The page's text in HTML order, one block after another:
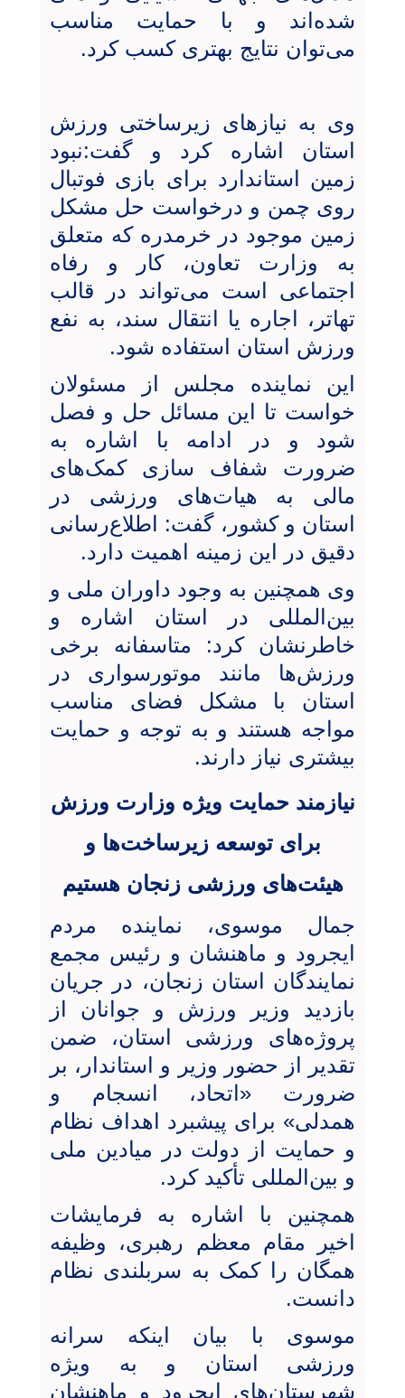
شده‌اند و با حمایت مناسب
می‌توان نتایج بهتری کسب کرد.
وی به نیازهای زیرساختی ورزش
استان اشاره کرد و گفت:نبود
زمین استاندارد برای بازی فوتبال
روی چمن و درخواست حل مشکل
زمین موجود در خرمدره که متعلق
به وزارت تعاون، کار و رفاه
اجتماعی است می‌تواند در قالب
تهاتر، اجاره یا انتقال سند، به نفع
ورزش استان استفاده شود.
این نماینده مجلس از مسئولان
خواست تا این مسائل حل و فصل
شود و در ادامه با اشاره به
ضرورت شفاف ‌سازی کمک‌های
مالی به هیات‌های ورزشی در
استان و کشور، گفت: اطلاع‌رسانی
دقیق در این زمینه اهمیت دارد.
وی همچنین به وجود داوران ملی و
بین‌المللی در استان اشاره و
خاطرنشان کرد: متاسفانه برخی
ورزش‌ها مانند موتورسواری در
استان با مشکل فضای مناسب
مواجه هستند و به توجه و حمایت
بیشتری نیاز دارند.
نیازمند حمایت ویژه وزارت ورزش
برای توسعه زیرساخت‌ها و
هیئت‌های ورزشی زنجان هستیم
جمال موسوی، نماینده مردم
ایجرود و ماهنشان و رئیس مجمع
نمایندگان استان زنجان، در جریان
بازدید وزیر ورزش و جوانان از
پروژه‌های ورزشی استان، ضمن
تقدیر از حضور وزیر و استاندار، بر
ضرورت «اتحاد، انسجام و
همدلی» برای پیشبرد اهداف نظام
و حمایت از دولت در میادین ملی
و بین‌المللی تأکید کرد.
همچنین با اشاره به فرمایشات
اخیر مقام معظم رهبری، وظیفه
همگان را کمک به سربلندی نظام
دانست.
موسوی با بیان اینکه سرانه
ورزشی استان و به ویژه
شهرستان‌های ایجرود و ماهنشان